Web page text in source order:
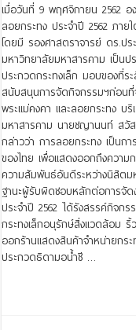
เมื่อวันที่ 9 พฤศจิกายน 2562
ลอยกระทง ประจำปี 2562 ภา
โดยมี รองศาสตราจารย์ ดร.ป
มหาวิทยาลัยมหาสารคาม เป็น
ประกวดกระทงเล็ก มอบของที่
สนับสนุนการจัดกิจกรรมฯก่อน
พระแม่คงคา และลอยกระทง
มหาสารคาม นายชญานนท์ สวั
กล่าวว่า การลอยกระทง เป็นก
ของไทย เพื่อแสดงออกถึงคว
ความสัมพันธ์อันดีระหว่างนิสิต
ฐานะผู้รับผิดชอบหลักต่อการจั
ประจำปี 2562 ได้รังสรรค์กิจ
กระทงเล็กอนุรักษ์สิ่งแวดล้อม
ออกร้านแสดงสินค้าจำหน่ายกร
ประกวดธิดามอน้ำชี …